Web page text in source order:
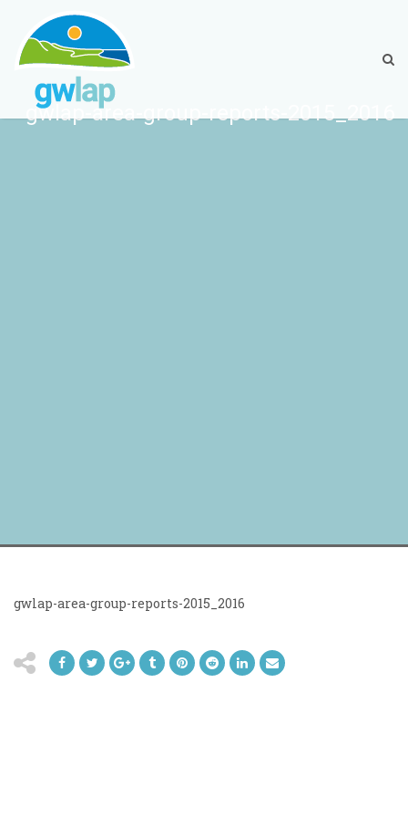
gwlap-area-group-reports-2015_2016
gwlap-area-group-reports-2015_2016